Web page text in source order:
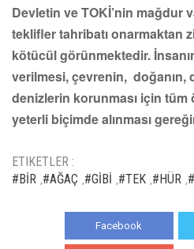
Devletin ve TOKİ’nin mağdur
teklifler tahribatı onarmaktan
kötücül görünmektedir.
verilmesi, çevrenin, doğanın,
denizlerin korunması için tüm
yeterli biçimde alınması
ETIKETLER :
#BİR #AĞAÇ #GİBİ #TEK #HÜR
Facebook